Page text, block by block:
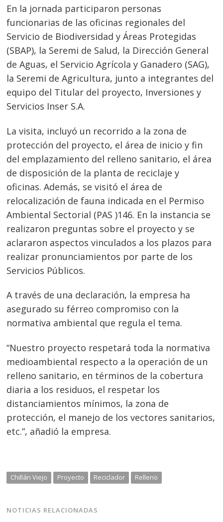
En la jornada participaron personas
funcionarias de las oficinas regionales del
Servicio de Biodiversidad y Áreas Protegidas
(SBAP), la Seremi de Salud, la Dirección General
de Aguas, el Servicio Agrícola y Ganadero (SAG),
la Seremi de Agricultura, junto a integrantes del
equipo del Titular del proyecto, Inversiones y
Servicios Inser S.A.
La visita, incluyó un recorrido a la zona de
protección del proyecto, el área de inicio y fin
del emplazamiento del relleno sanitario, el área
de disposición de la planta de reciclaje y
oficinas. Además, se visitó el área de
relocalización de fauna indicada en el Permiso
Ambiental Sectorial (PAS )146. En la instancia se
realizaron preguntas sobre el proyecto y se
aclararon aspectos vinculados a los plazos para
realizar pronunciamientos por parte de los
Servicios Públicos.
A través de una declaración, la empresa ha
asegurado su férreo compromiso con la
normativa ambiental que regula el tema.
“Nuestro proyecto respetará toda la normativa
medioambiental respecto a la operación de un
relleno sanitario, en términos de la cobertura
diaria a los residuos, el respetar los
distanciamientos mínimos, la zona de
protección, el manejo de los vectores sanitarios,
etc.”, añadió la empresa.
Chillán Viejo Proyecto Reciclador Relleno
NOTICIAS RELACIONADAS